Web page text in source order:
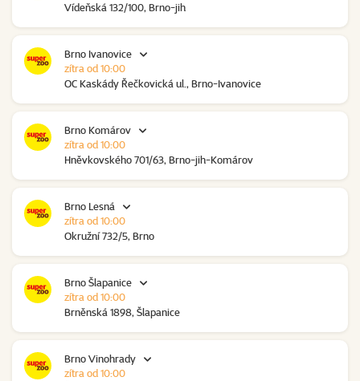
Vídeňská 132/100, Brno-jih
Brno Ivanovice
OC Kaskády Řečkovická ul., Brno-Ivanovice
zítra od 10:00
Brno Komárov
Hněvkovského 701/63, Brno-jih-Komárov
zítra od 10:00
Brno Lesná
Okružní 732/5, Brno
zítra od 10:00
Brno Šlapanice
Brněnská 1898, Šlapanice
zítra od 10:00
Brno Vinohrady
zítra od 10:00